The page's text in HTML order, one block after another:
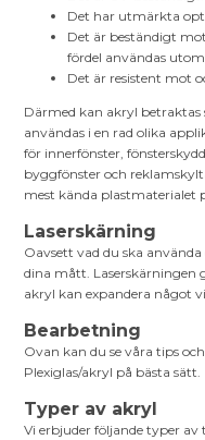
Det har utmärkta
Det är beständigt
fördel användas
Det är resistent mot
Därmed kan akryl
användas i en rad olika
för innerfönster,
byggfönster och
mest kända plastmaterialet
Laserskärning
Oavsett vad du ska
dina mått. Laserskärningen
akryl kan expandera något
Bearbetning
Ovan kan du se våra tips
Plexiglas/akryl på bästa sätt.
Typer av akryl
Vi erbjuder följande typer